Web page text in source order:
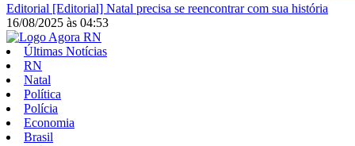
Editorial [Editorial] Natal precisa se reencontrar com sua história
16/08/2025 às 04:53
Últimas Notícias
RN
Natal
Política
Polícia
Economia
Brasil